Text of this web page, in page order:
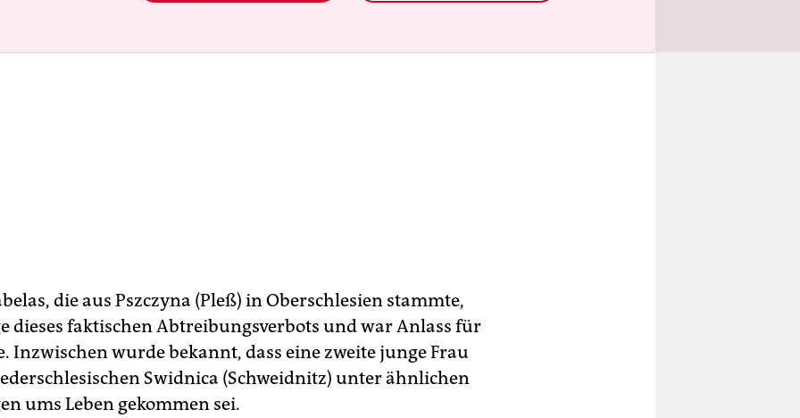
die aus Pszczy­na (Pleß) in Oberschlesien stammte,
dieses faktischen Abtreibungsverbots und war Anlass für
Inzwischen wurde bekannt, dass eine zweite junge Frau
Swidnica (Schweidnitz) unter ähnlichen
ums Leben gekommen sei.